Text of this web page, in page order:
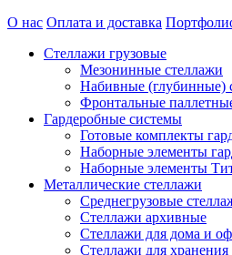
О нас Оплата и доставка
Стеллажи грузовые
Мезонинные стеллажи
Набивные (глубинные)
Фронтальные
Гардеробные системы
Готовые комплекты
Наборные элементы
Наборные элементы
Металлические стеллажи
Среднегрузовые
Стеллажи архивные
Стеллажи для дома и
Стеллажи для